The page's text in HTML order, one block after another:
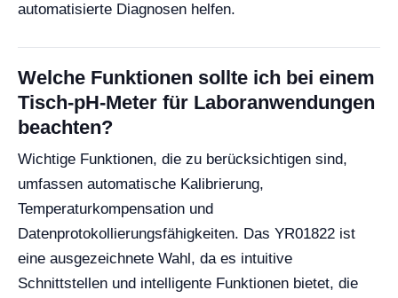
automatisierte Diagnosen helfen.
Welche Funktionen sollte ich bei einem
Tisch-pH-Meter für Laboranwendungen
beachten?
Wichtige Funktionen, die zu berücksichtigen sind,
umfassen automatische Kalibrierung,
Temperaturkompensation und
Datenprotokollierungsfähigkeiten. Das YR01822 ist
eine ausgezeichnete Wahl, da es intuitive
Schnittstellen und intelligente Funktionen bietet, die